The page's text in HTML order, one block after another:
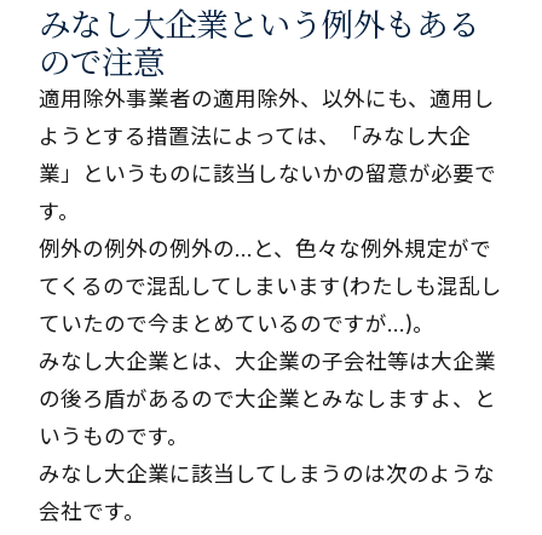
みなし大企業という例外もある
ので注意
適用除外事業者の適用除外、以外にも、適用し
ようとする措置法によっては、「みなし大企
業」というものに該当しないかの留意が必要で
す。
例外の例外の例外の…と、色々な例外規定がで
てくるので混乱してしまいます(わたしも混乱し
ていたので今まとめているのですが…)。
みなし大企業とは、大企業の子会社等は大企業
の後ろ盾があるので大企業とみなしますよ、と
いうものです。
みなし大企業に該当してしまうのは次のような
会社です。